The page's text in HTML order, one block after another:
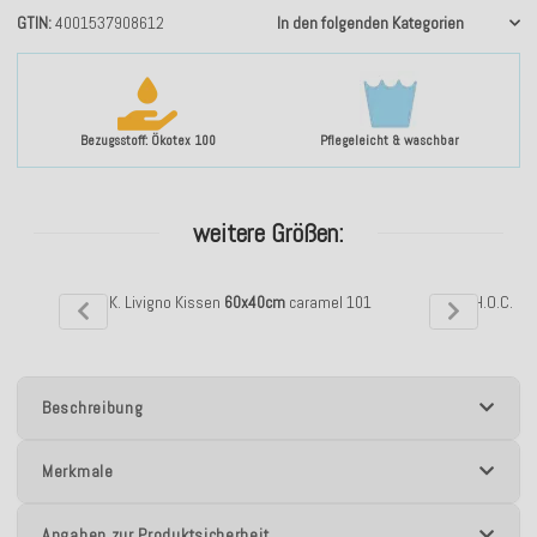
Bezugsstoff: Ökotex 100 Pflegeleicht & waschbar
GTIN 4001537908612 In den folgenden Kategorien
weitere Größen:
H.O.C.K. Livigno Kissen 60x40cmcaramel 101 H.O.C.K.
Beschreibung
Merkmale